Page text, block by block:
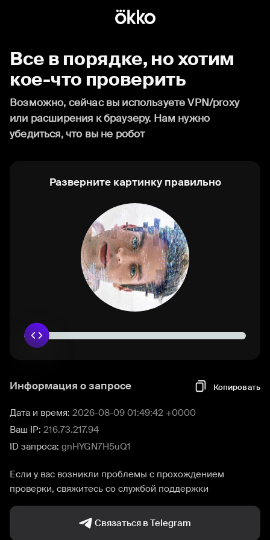
Все в порядке, но хотим
кое-что проверить
Возможно, сейчас вы используете VPN/proxy
или расширения к браузеру. Нам нужно
убедиться, что вы не робот
Разверните картинку правильно
Информация о запросе Копировать
Дата и время: 2026-08-09 01:49:42 +0000
Ваш IP: 216.73.217.94
ID запроса: gnHYGN7H5uQ1
Если у вас возникли проблемы с прохождением
проверки, свяжитесь со службой поддержки
Связаться в Telegram